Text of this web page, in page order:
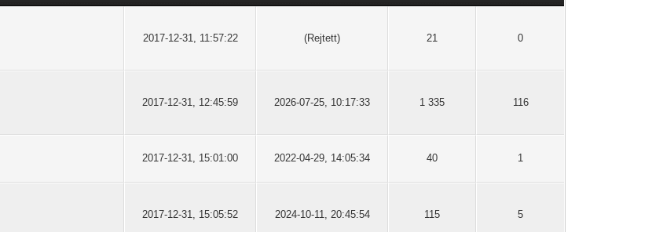
2017-12-31, 11:57:22 (Rejtett) 21 0
2017-12-31, 12:45:59 2026-07-25, 10:17:33 1 335 116
2017-12-31, 15:01:00 2022-04-29, 14:05:34 40 1
2017-12-31, 15:05:52 2024-10-11, 20:45:54 115 5